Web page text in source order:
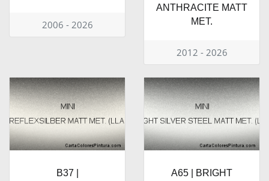
2006 - 2026
ANTHRACITE MATT
MET.
2012 - 2026
B37 |
A65 | BRIGHT